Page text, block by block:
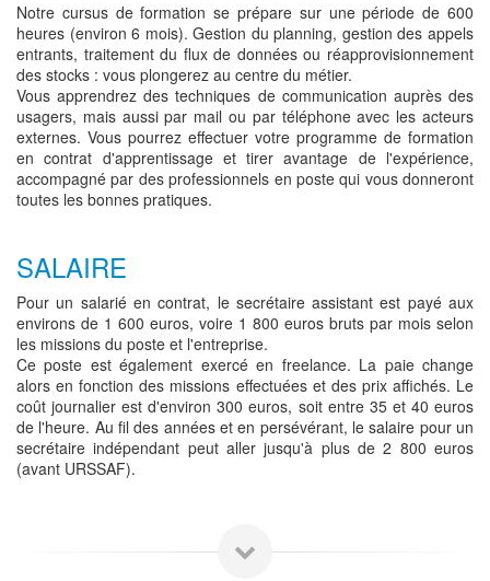
Notre cursus de formation se prépare sur une période de 600
heures (environ 6 mois). Gestion du planning, gestion des appels
entrants, traitement du flux de données ou réapprovisionnement
des stocks : vous plongerez au centre du métier.
Vous apprendrez des techniques de communication auprès des
usagers, mais aussi par mail ou par téléphone avec les acteurs
externes. Vous pourrez effectuer votre programme de formation
en contrat d'apprentissage et tirer avantage de l'expérience,
accompagné par des professionnels en poste qui vous donneront
toutes les bonnes pratiques.
SALAIRE
Pour un salarié en contrat, le secrétaire assistant est payé aux
environs de 1 600 euros, voire 1 800 euros bruts par mois selon
les missions du poste et l'entreprise.
Ce poste est également exercé en freelance. La paie change
alors en fonction des missions effectuées et des prix affichés. Le
coût journalier est d'environ 300 euros, soit entre 35 et 40 euros
de l'heure. Au fil des années et en persévérant, le salaire pour un
secrétaire indépendant peut aller jusqu'à plus de 2 800 euros
(avant URSSAF).